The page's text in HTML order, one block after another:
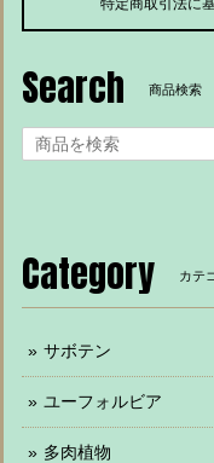
Search 商品検索
Category カテ
サボテン
ユーフォルビア
多肉植物